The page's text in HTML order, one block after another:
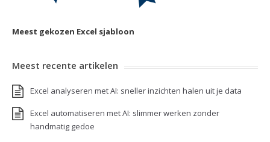
Meest gekozen Excel sjabloon
Meest recente artikelen
Excel analyseren met AI: sneller inzichten halen uit je data
Excel automatiseren met AI: slimmer werken zonder
handmatig gedoe